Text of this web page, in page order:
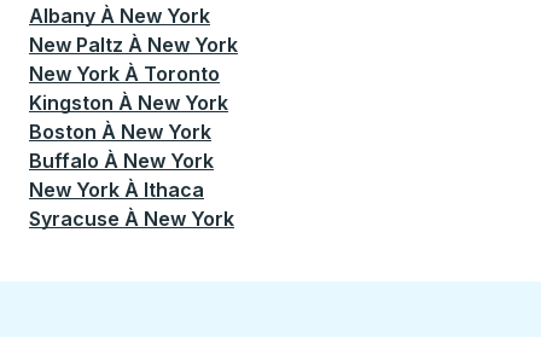
Albany À New York
New Paltz À New York
New York À Toronto
Kingston À New York
Boston À New York
Buffalo À New York
New York À Ithaca
Syracuse À New York